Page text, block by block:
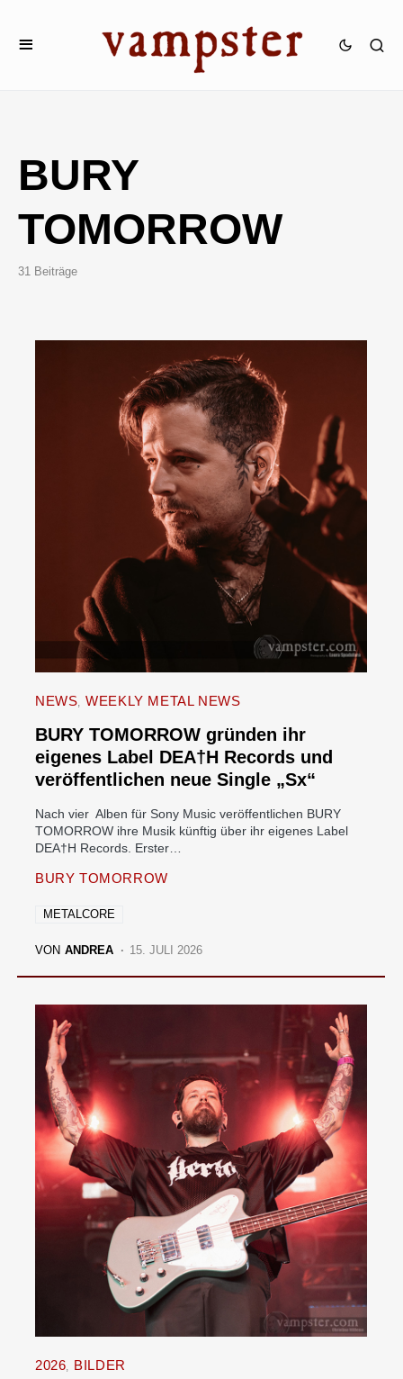
BURY
TOMORROW
31 Beiträge
NEWS WEEKLY METAL NEWS
BURY TOMORROW gründen ihr
eigenes Label DEA†H Records und
veröffentlichen neue Single „Sx“
Nach vier Alben für Sony Music veröffentlichen BURY
TOMORROW ihre Musik künftig über ihr eigenes Label
DEA†H Records. Erster…
BURY TOMORROW
METALCORE
VON ANDREA 15. JULI 2026
2026 BILDER